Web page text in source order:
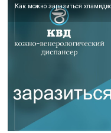
Как можно заразиться